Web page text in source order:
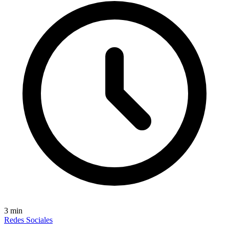
3 min
Redes Sociales